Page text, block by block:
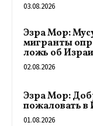
03.08.2026
Эзра Мор:
мигранты
ложь об
02.08.2026
Эзра Мор:
пожаловать
01.08.2026